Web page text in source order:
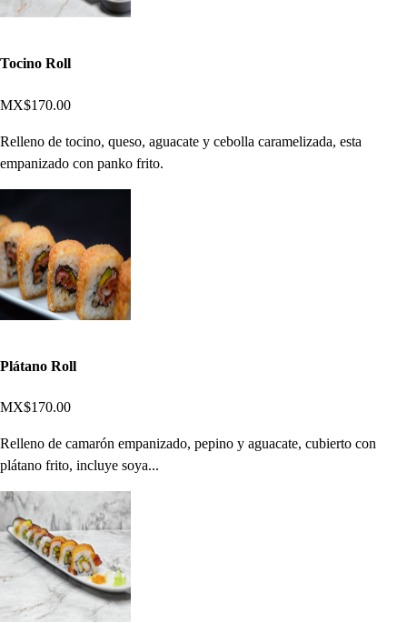
Tocino Roll
MX$170.00
Relleno de tocino, queso, aguacate y cebolla caramelizada, esta
empanizado con panko frito.
Plátano Roll
MX$170.00
Relleno de camarón empanizado, pepino y aguacate, cubierto con
plátano frito, incluye soya...